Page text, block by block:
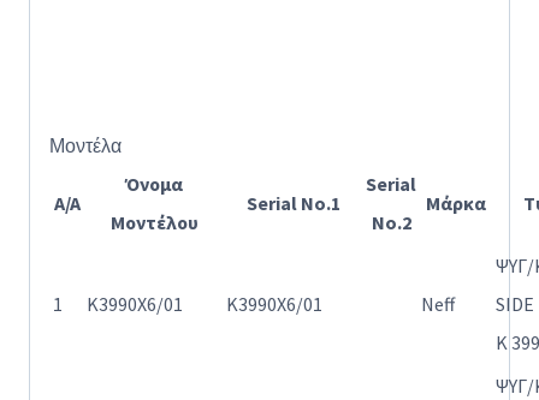
Μοντέλα
A/A
Όνομα
Μοντέλου
Serial No.1
Serial
No.2
Μάρκα
1 K3990X6/01 K3990X6/01 Neff
SIDE
K